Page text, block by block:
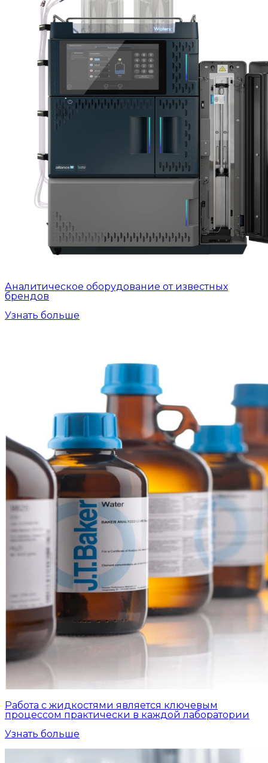
Аналитическое оборудование от известных
брендов
Узнать больше
Работа с жидкостями является ключевым
процессом практически в каждой лаборатории
Узнать больше